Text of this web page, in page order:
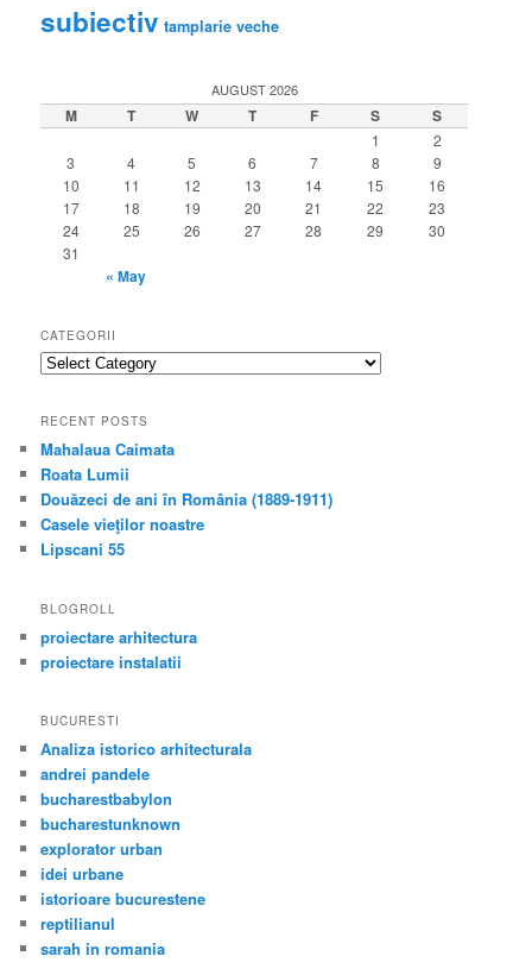
subiectiv tamplarie veche
AUGUST 2026
M T W T F S S
1
2
3
4 5 6 7 8
9
10
11 12 13 14 15
16
17
18 19 20 21 22
23
24
25 26 27 28 29
30
31
« May
CATEGORII
categorii
RECENT POSTS
Mahalaua Caimata
Roata Lumii
Douăzeci de ani în România (1889-1911)
Casele vieţilor noastre
Lipscani 55
BLOGROLL
proiectare arhitectura
proiectare instalatii
BUCURESTI
Analiza istorico arhitecturala
andrei pandele
bucharestbabylon
bucharestunknown
explorator urban
idei urbane
istorioare bucurestene
reptilianul
sarah in romania